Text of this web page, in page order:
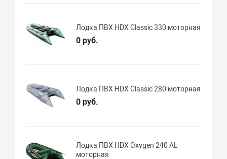
Лодка ПВХ HDX Classic 330 моторная
0 руб.
Лодка ПВХ HDX Classic 280 моторная
0 руб.
Лодка ПВХ HDX Oxygen 240 AL
моторная